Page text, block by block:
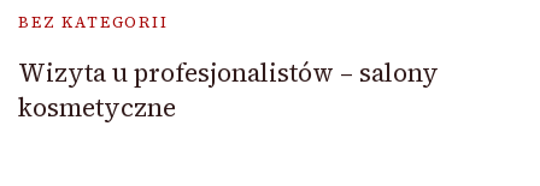
BEZ KATEGORII
Wizyta u profesjonalistów – salony
kosmetyczne